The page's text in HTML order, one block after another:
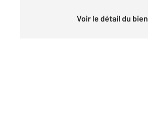
Voir le détail du bien